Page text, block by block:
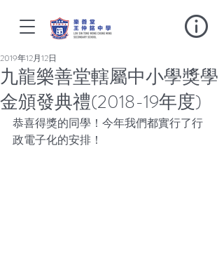
九龍樂善堂轄屬中小學獎學
金頒發典禮(2018-19年度)
2019年12月12日
恭喜得獎的同學！今年我們都實行了行
政電子化的安排！